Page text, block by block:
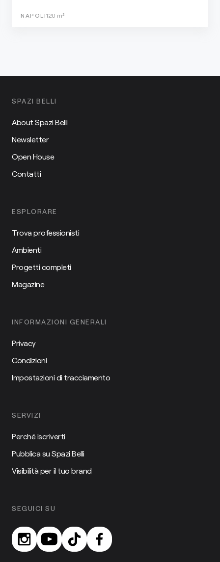
NAPOLI120 m²
SPAZI BELLI
About Spazi Belli
Newsletter
Open House
Contatti
ESPLORARE
Trova professionisti
Ambienti
Progetti completi
Magazine
INFORMAZIONI GENERALI
Privacy
Condizioni
Impostazioni di tracciamento
SERVIZI
Perché iscriverti
Pubblica su Spazi Belli
Visibilità per il tuo brand
SEGUICI SU